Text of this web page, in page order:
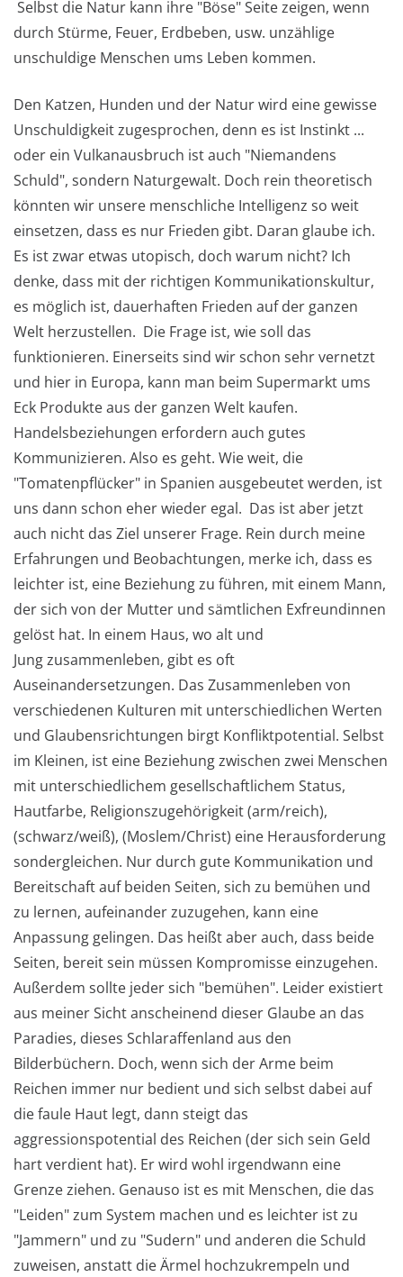
Selbst die Natur kann ihre "Böse" Seite zeigen, wenn
durch Stürme, Feuer, Erdbeben, usw. unzählige
unschuldige Menschen ums Leben kommen.
Den Katzen, Hunden und der Natur wird eine gewisse
Unschuldigkeit zugesprochen, denn es ist Instinkt ...
oder ein Vulkanausbruch ist auch "Niemandens
Schuld", sondern Naturgewalt. Doch rein theoretisch
könnten wir unsere menschliche Intelligenz so weit
einsetzen, dass es nur Frieden gibt. Daran glaube ich.
Es ist zwar etwas utopisch, doch warum nicht? Ich
denke, dass mit der richtigen Kommunikationskultur,
es möglich ist, dauerhaften Frieden auf der ganzen
Welt herzustellen. Die Frage ist, wie soll das
funktionieren. Einerseits sind wir schon sehr vernetzt
und hier in Europa, kann man beim Supermarkt ums
Eck Produkte aus der ganzen Welt kaufen.
Handelsbeziehungen erfordern auch gutes
Kommunizieren. Also es geht. Wie weit, die
"Tomatenpflücker" in Spanien ausgebeutet werden, ist
uns dann schon eher wieder egal. Das ist aber jetzt
auch nicht das Ziel unserer Frage. Rein durch meine
Erfahrungen und Beobachtungen, merke ich, dass es
leichter ist, eine Beziehung zu führen, mit einem Mann,
der sich von der Mutter und sämtlichen Exfreundinnen
gelöst hat. In einem Haus, wo alt und
Jung zusammenleben, gibt es oft
Auseinandersetzungen. Das Zusammenleben von
verschiedenen Kulturen mit unterschiedlichen Werten
und Glaubensrichtungen birgt Konfliktpotential. Selbst
im Kleinen, ist eine Beziehung zwischen zwei Menschen
mit unterschiedlichem gesellschaftlichem Status,
Hautfarbe, Religionszugehörigkeit (arm/reich),
(schwarz/weiß), (Moslem/Christ) eine Herausforderung
sondergleichen. Nur durch gute Kommunikation und
Bereitschaft auf beiden Seiten, sich zu bemühen und
zu lernen, aufeinander zuzugehen, kann eine
Anpassung gelingen. Das heißt aber auch, dass beide
Seiten, bereit sein müssen Kompromisse einzugehen.
Außerdem sollte jeder sich "bemühen". Leider existiert
aus meiner Sicht anscheinend dieser Glaube an das
Paradies, dieses Schlaraffenland aus den
Bilderbüchern. Doch, wenn sich der Arme beim
Reichen immer nur bedient und sich selbst dabei auf
die faule Haut legt, dann steigt das
aggressionspotential des Reichen (der sich sein Geld
hart verdient hat). Er wird wohl irgendwann eine
Grenze ziehen. Genauso ist es mit Menschen, die das
"Leiden" zum System machen und es leichter ist zu
"Jammern" und zu "Sudern" und anderen die Schuld
zuweisen, anstatt die Ärmel hochzukrempeln und